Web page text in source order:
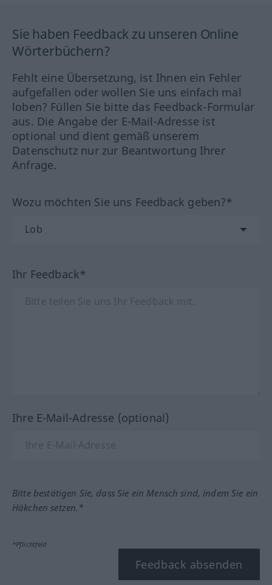
Sie haben Feedback zu unseren Online
Wörterbüchern?
Fehlt eine Übersetzung, ist Ihnen ein Fehler
aufgefallen oder wollen Sie uns einfach mal
loben? Füllen Sie bitte das Feedback-Formular
aus. Die Angabe der E-Mail-Adresse ist
optional und dient gemäß unserem
Datenschutz nur zur Beantwortung Ihrer
Anfrage.
Wozu möchten Sie uns Feedback geben?*
Ihr Feedback*
Ihre E-Mail-Adresse (optional)
Bitte bestätigen Sie, dass Sie ein Mensch sind, indem Sie ein
Häkchen setzen.*
*Pflichtfeld
Feedback absenden